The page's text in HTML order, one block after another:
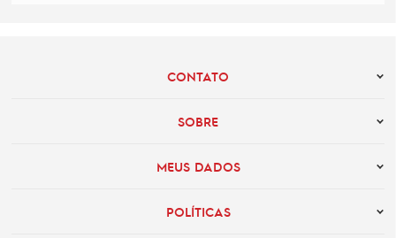
CONTATO
SOBRE
MEUS DADOS
POLÍTICAS